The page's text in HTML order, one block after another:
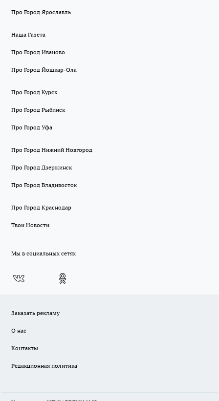
Про Город Ярославль
Наша Газета
Про Город Иваново
Про Город Йошкар-Ола
Про Город Курск
Про Город Рыбинск
Про Город Уфа
Про Город Нижний Новгород
Про Город Дзержинск
Про Город Владивосток
Про Город Краснодар
Твои Новости
Мы в социальных сетях
Заказать рекламу
О нас
Контакты
Редакционная политика